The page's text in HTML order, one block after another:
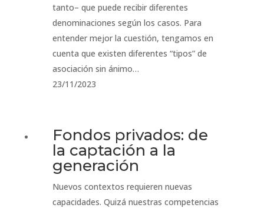
tanto– que puede recibir diferentes
denominaciones según los casos. Para
entender mejor la cuestión, tengamos en
cuenta que existen diferentes “tipos” de
asociación sin ánimo…
23/11/2023
Fondos privados: de
la captación a la
generación
Nuevos contextos requieren nuevas
capacidades. Quizá nuestras competencias